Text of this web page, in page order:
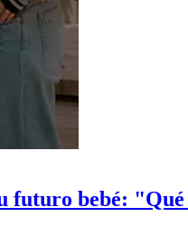
futuro bebé: